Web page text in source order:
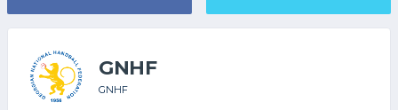
GNHF
GNHF